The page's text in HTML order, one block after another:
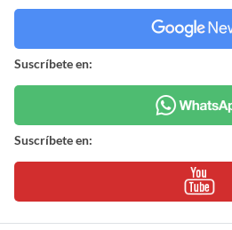
Suscríbete en:
Suscríbete en: